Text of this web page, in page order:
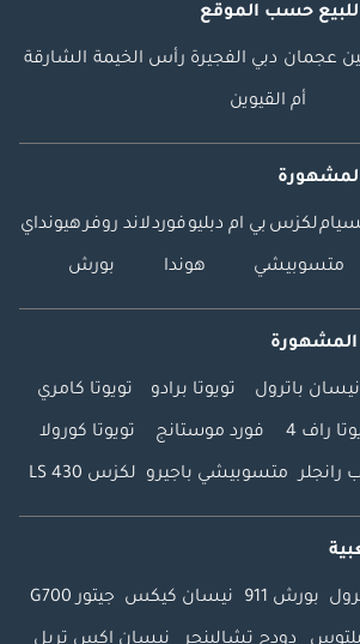
للبيع حسب الموقع
عجمان دبي الفجيرة رأس الخيمة الشارقة
أم القيوين
لكزس بي ام دبليوفوردلاند روفرهيونداي
متسوبيشي هوندا بورش
نيسان باترول تويوتا برادو تويوتا كامري
راف 4 فورد موستانج تويوتا كورولا
رانجلر متسوبيشي باجيرو لكزس LS 430
بورش 911 نيسان كيكس جيتور G700